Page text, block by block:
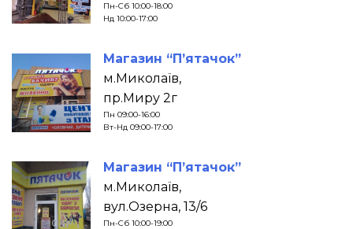
Пн-Сб 10:00-18:00
Нд 10:00-17:00
Магазин “П’ятачок”
м.Миколаїв,
пр.Миру 2г
Пн 09:00-16:00
Вт-Нд 09:00-17:00
Магазин “П’ятачок”
м.Миколаїв,
вул.Озерна, 13/6
Пн-Сб 10:00-19:00